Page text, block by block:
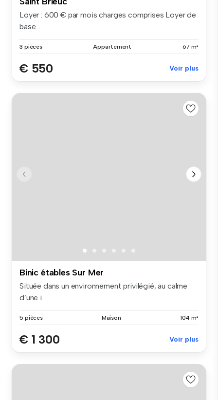
Loyer : 600 € par mois charges comprises Loyer de
base ...
3 pièces Appartement 67 m²
€ 550 Voir plus
Binic étables Sur Mer
Située dans un environnement privilégié, au calme
d’une i...
5 pièces Maison 104 m²
€ 1 300 Voir plus